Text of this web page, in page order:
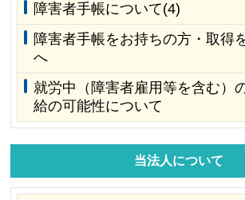
障害者手帳について(4)
障害者手帳をお持ちの方・取得
へ
就労中（障害者雇用等を含む）
給の可能性について
当法人について